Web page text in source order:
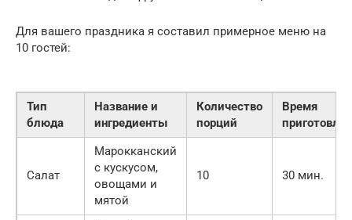
Для вашего праздника я составил примерное меню на
10 гостей:
Тип
блюда
Название и
ингредиенты
Количество
порций
Время
Салат
Марокканский
с кускусом,
овощами и
мятой
10 30 мин.